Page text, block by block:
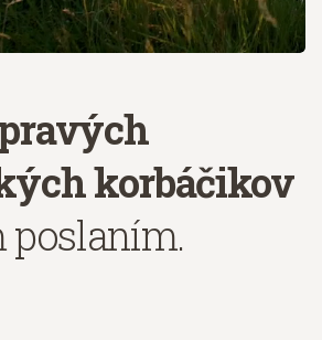
korbáčikov
poslaním.